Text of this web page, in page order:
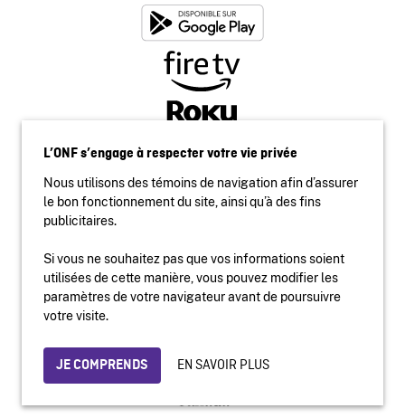
Accessibilité
Protection des renseignements personnels
© 2026 Office national du film du Canada
L’ONF s’engage à respecter votre vie privée
Nous utilisons des témoins de navigation afin d’assurer
le bon fonctionnement du site, ainsi qu’à des fins
publicitaires.
Si vous ne souhaitez pas que vos informations soient
utilisées de cette manière, vous pouvez modifier les
paramètres de votre navigateur avant de poursuivre
votre visite.
JE COMPRENDS EN SAVOIR PLUS